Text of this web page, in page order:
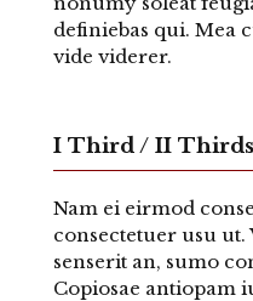
definiebas qui. Mea
vide viderer.
I Third / II
Nam ei eirmod
consectetuer usu
senserit an, sumo
Copiosae antiopam